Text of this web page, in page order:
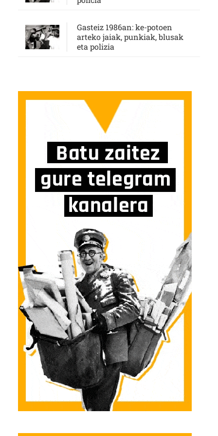
Gasteiz 1986an: ke-potoen
arteko jaiak, punkiak, blusak
eta polizia